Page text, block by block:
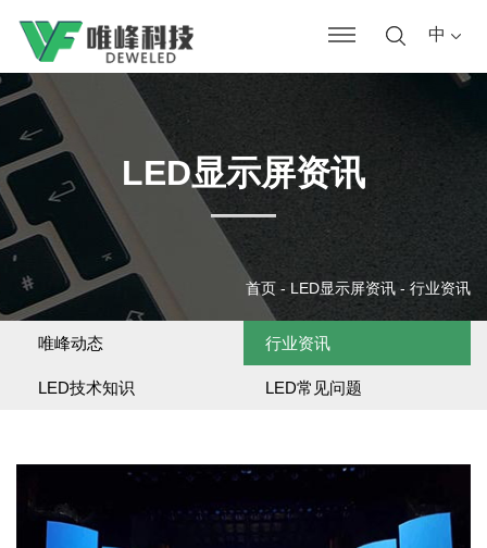
中
LED显示屏资讯
首页 - LED显示屏资讯 - 行业资讯
唯峰动态 行业资讯
LED技术知识 LED常见问题